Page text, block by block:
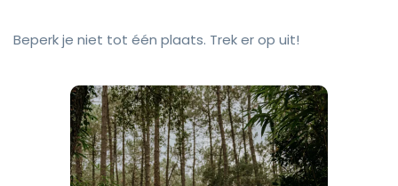
Beperk je niet tot één plaats. Trek er op uit!